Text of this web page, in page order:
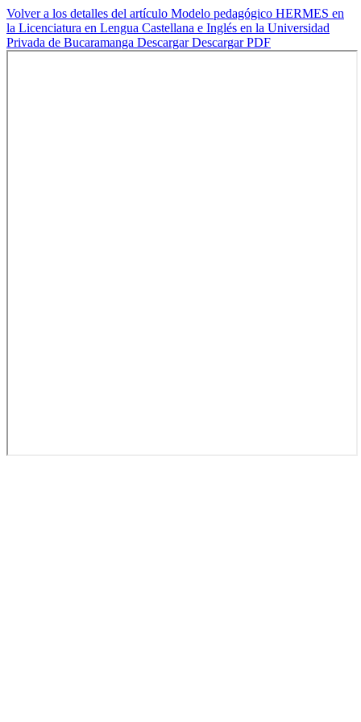
Volver a los detalles del artículo Modelo pedagógico HERMES en
la Licenciatura en Lengua Castellana e Inglés en la Universidad
Privada de Bucaramanga DescargarDescargar PDF